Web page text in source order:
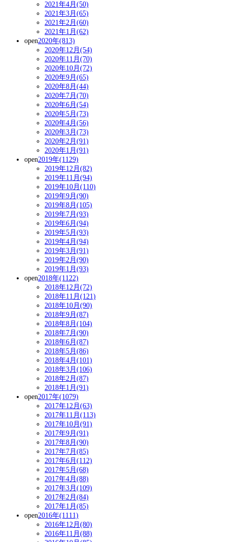
2021年4月(50)
2021年3月(65)
2021年2月(60)
2021年1月(62)
open2020年(813)
2020年12月(54)
2020年11月(70)
2020年10月(72)
2020年9月(65)
2020年8月(44)
2020年7月(70)
2020年6月(54)
2020年5月(73)
2020年4月(56)
2020年3月(73)
2020年2月(91)
2020年1月(91)
open2019年(1129)
2019年12月(82)
2019年11月(94)
2019年10月(110)
2019年9月(90)
2019年8月(105)
2019年7月(93)
2019年6月(94)
2019年5月(93)
2019年4月(94)
2019年3月(91)
2019年2月(90)
2019年1月(93)
open2018年(1122)
2018年12月(72)
2018年11月(121)
2018年10月(90)
2018年9月(87)
2018年8月(104)
2018年7月(90)
2018年6月(87)
2018年5月(86)
2018年4月(101)
2018年3月(106)
2018年2月(87)
2018年1月(91)
open2017年(1079)
2017年12月(63)
2017年11月(113)
2017年10月(91)
2017年9月(91)
2017年8月(90)
2017年7月(85)
2017年6月(112)
2017年5月(68)
2017年4月(88)
2017年3月(109)
2017年2月(84)
2017年1月(85)
open2016年(1111)
2016年12月(80)
2016年11月(88)